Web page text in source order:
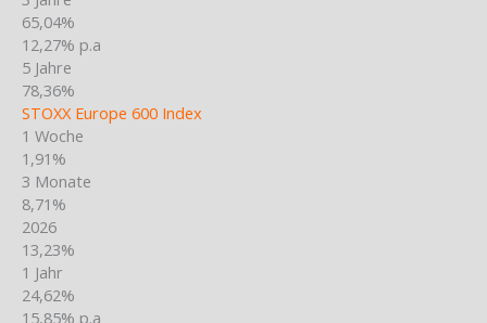
65,04%
12,27% p.a
5 Jahre
78,36%
STOXX Europe 600 Index
1 Woche
1,91%
3 Monate
8,71%
2026
13,23%
1 Jahr
24,62%
15,85% p.a